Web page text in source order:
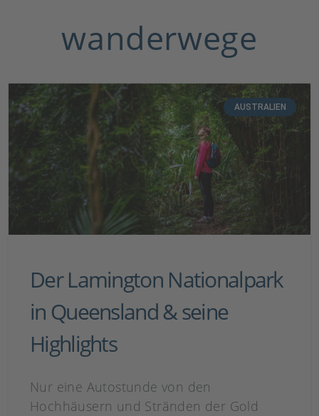
wanderwege
AUSTRALIEN
Der Lamington Nationalpark
in Queensland & seine
Highlights
Nur eine Autostunde von den
Hochhäusern und Stränden der Gold